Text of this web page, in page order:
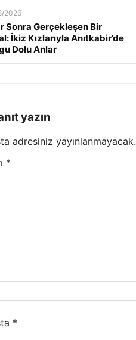
2026
Sonra Gerçekleşen Bir
İkiz Kızlarıyla Anıtkabir’de
Dolu Anlar
yazın
adresiniz yayınlanmayacak.
*
*